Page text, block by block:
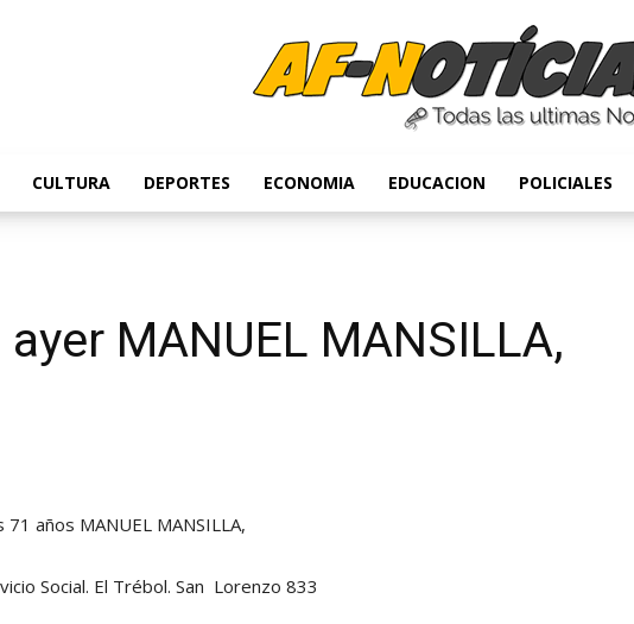
Anyulin
CULTURA DEPORTES ECONOMIA EDUCACION POLICIALES
MANUEL MANSILLA,
años MANUEL MANSILLA,
Social. El Trébol. San Lorenzo 833